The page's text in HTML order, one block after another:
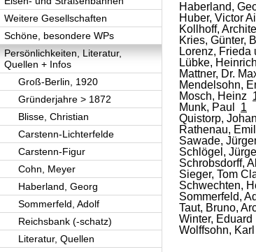
Weitere Gesellschaften
Schöne, besondere WPs
Persönlichkeiten, Literatur,
Quellen + Infos
Groß-Berlin, 1920
Gründerjahre > 1872
Blisse, Christian
Carstenn-Lichterfelde
Carstenn-Figur
Cohn, Meyer
Haberland, Georg
Sommerfeld, Adolf
Reichsbank (-schatz)
Literatur, Quellen
Haberland,
Huber, Victor
Kollhoff,
Kries, Günter,
Lorenz, Frieda
Lübke,
Mattner, Dr.
Mendelsohn,
Mosch, Heinz
Munk, Paul
1
Quistorp,
Rathenau,
Sawade,
Schlögel,
Schrobsdorff,
Sieger, Tom
Schwechten,
Sommerfeld,
Taut, Bruno,
Winter, Eduard
Wolffsohn, Karl